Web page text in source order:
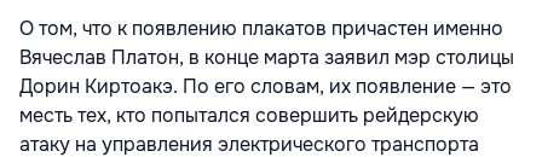
О том, что к появлению плакатов причастен именно
Вячеслав Платон, в конце марта заявил мэр столицы
Дорин Киртоакэ. По его словам, их появление — это
месть тех, кто попытался совершить рейдерскую
атаку на управления электрического транспорта